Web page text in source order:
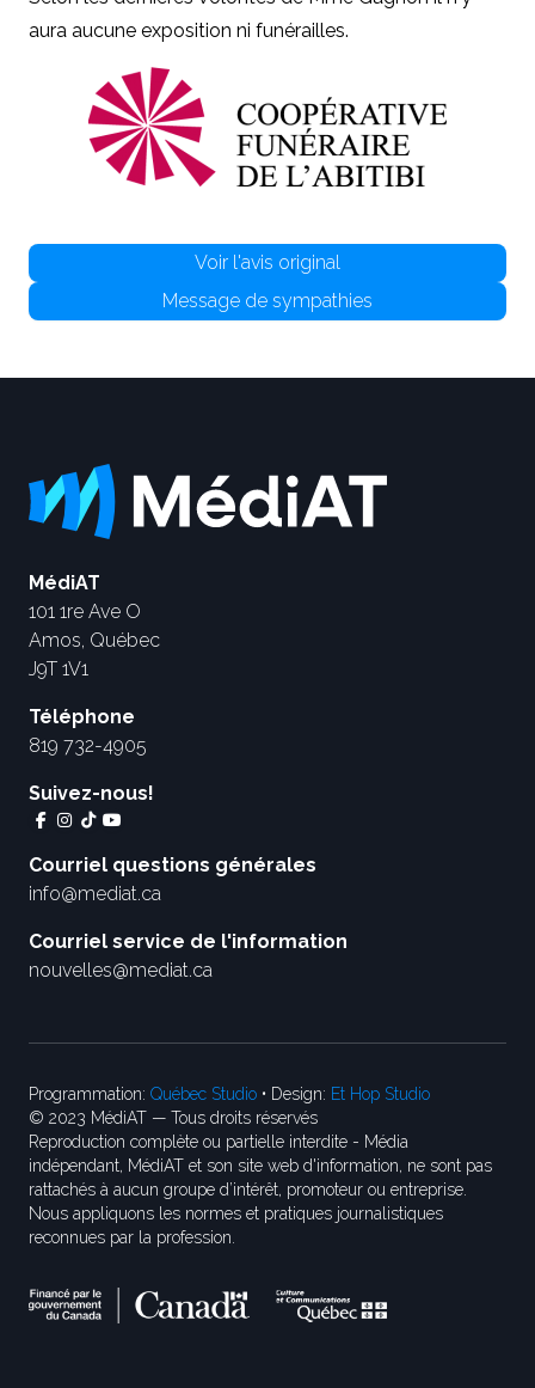
aura aucune exposition ni funérailles.
Voir l'avis original
Message de sympathies
MédiAT
101 1re Ave O
Amos, Québec
J9T 1V1
Téléphone
819 732-4905
Suivez-nous!
Courriel questions générales
info@mediat.ca
Courriel service de l'information
nouvelles@mediat.ca
Programmation: Québec Studio • Design: Et Hop Studio
© 2023 MédiAT — Tous droits réservés
Reproduction complète ou partielle interdite - Média
indépendant, MédiAT et son site web d'information, ne sont pas
rattachés à aucun groupe d’intérêt, promoteur ou entreprise.
Nous appliquons les normes et pratiques journalistiques
reconnues par la profession.